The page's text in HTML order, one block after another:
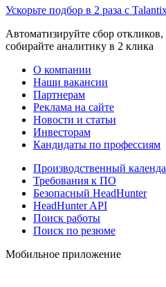
Ускорьте подбор в 2 раза с
Автоматизируйте сбор откликов,
собирайте аналитику в 2 клика
О компании
Наши вакансии
Партнерам
Реклама на сайте
Новости и статьи
Инвесторам
Кандидаты по профессиям
Производственный
Требования к ПО
Безопасный HeadHunter
HeadHunter API
Поиск работы
Поиск по резюме
Мобильное приложение